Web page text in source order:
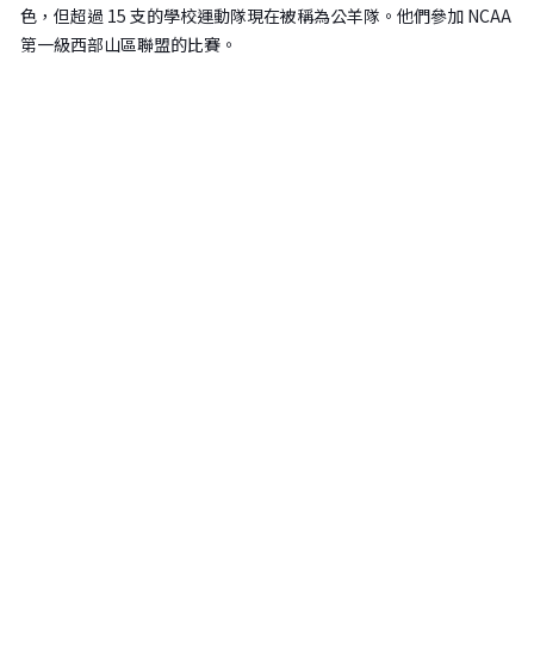
色，但超過 15 支的學校運動隊現在被稱為公羊隊。他們參加 NCAA
第一級西部山區聯盟的比賽。